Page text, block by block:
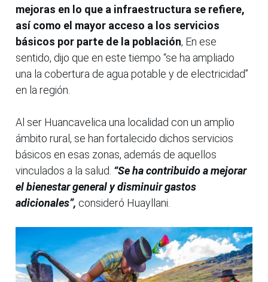
mejoras en lo que a infraestructura se refiere,
así como el mayor acceso a los servicios
básicos por parte de la población, En ese
sentido, dijo que en este tiempo “se ha ampliado
una la cobertura de agua potable y de electricidad”
en la región.
Al ser Huancavelica una localidad con un amplio
ámbito rural, se han fortalecido dichos servicios
básicos en esas zonas, además de aquellos
vinculados a la salud. “Se ha contribuido a mejorar
el bienestar general y disminuir gastos
adicionales”, consideró Huayllani.